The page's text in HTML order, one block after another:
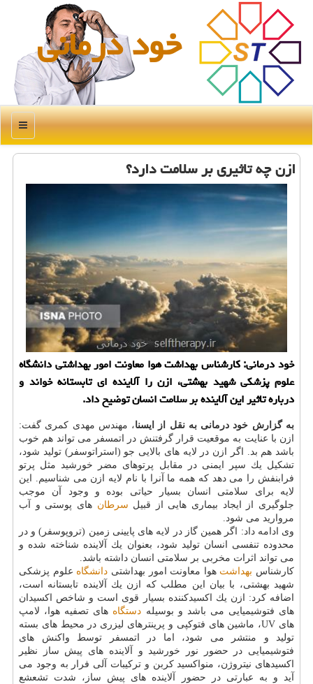
خود درمانی
منو
ازن چه تاثیری بر سلامت دارد؟
خود درمانی: كارشناس بهداشت هوا معاونت امور بهداشتی دانشگاه
علوم پزشكی شهید بهشتی، ازن را آلاینده ای تابستانه خواند و
درباره تاثیر این آلاینده بر سلامت انسان توضیح داد.
به گزارش خود درمانی به نقل از ایسنا، مهندس مهدی كمری گفت:
ازن با عنایت به موقعیت قرار گرفتنش در اتمسفر می تواند هم خوب
باشد هم بد. اگر ازن در لایه های بالایی جو (استراتوسفر) تولید شود،
تشكیل یك سپر ایمنی در مقابل پرتوهای مضر خورشید مثل پرتو
فرابنفش را می دهد كه همه ما آنرا با نام لایه ازن می شناسیم. این
لایه برای سلامتی انسان بسیار حیاتی بوده و وجود آن موجب
جلوگیری از ایجاد بیماری هایی از قبیل سرطان های پوستی و آب
مروارید می شود.
وی ادامه داد: اگر همین گاز در لایه های پایینی زمین (تروپوسفر) و در
محدوده تنفسی انسان تولید شود، بعنوان یك آلاینده شناخته شده و
می تواند اثرات مخربی بر سلامتی انسان داشته باشد.
كارشناس بهداشت هوا معاونت امور بهداشتی دانشگاه علوم پزشكی
شهید بهشتی، با بیان این مطلب كه ازن یك آلاینده تابستانه است،
اضافه كرد: ازن یك اكسیدكننده بسیار قوی است و شاخص اكسیدان
های فتوشیمیایی می باشد و بوسیله دستگاه های تصفیه هوا، لامپ
های UV، ماشین های فتوكپی و پرینترهای لیزری در محیط های بسته
تولید و منتشر می شود، اما در اتمسفر توسط واكنش های
فتوشیمیایی در حضور نور خورشید و آلاینده های پیش ساز نظیر
اكسیدهای نیتروژن، منواكسید كربن و تركیبات آلی فرار به وجود می
آید و به عبارتی در حضور آلاینده های پیش ساز، شدت تشعشع